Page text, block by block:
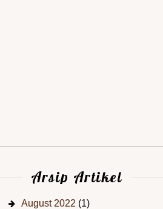
Arsip Artikel
August 2022 (1)